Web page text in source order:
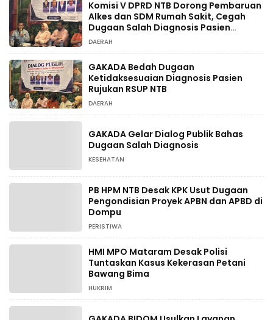
Komisi V DPRD NTB Dorong Pembaruan
Alkes dan SDM Rumah Sakit, Cegah
Dugaan Salah Diagnosis Pasien
Rujukan Bima-Dompu
DAERAH
GAKADA Bedah Dugaan
Ketidaksesuaian Diagnosis Pasien
Rujukan RSUP NTB
DAERAH
GAKADA Gelar Dialog Publik Bahas
Dugaan Salah Diagnosis
KESEHATAN
PB HPM NTB Desak KPK Usut Dugaan
Pengondisian Proyek APBN dan APBD di
Dompu
PERISTIWA
HMI MPO Mataram Desak Polisi
Tuntaskan Kasus Kekerasan Petani
Bawang Bima
HUKRIM